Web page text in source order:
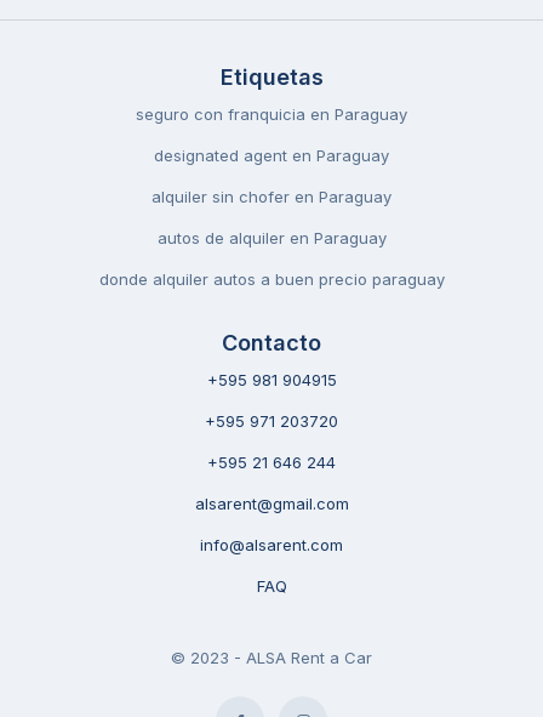
Etiquetas
seguro con franquicia en Paraguay
designated agent en Paraguay
alquiler sin chofer en Paraguay
autos de alquiler en Paraguay
donde alquiler autos a buen precio paraguay
Contacto
+595 981 904915
+595 971 203720
+595 21 646 244
alsarent@gmail.com
info@alsarent.com
FAQ
© 2023 - ALSA Rent a Car